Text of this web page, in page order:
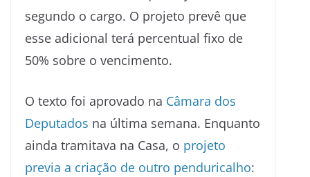
segundo o cargo. O projeto prevê que
esse adicional terá percentual fixo de
50% sobre o vencimento.
O texto foi aprovado na Câmara dos
Deputados na última semana. Enquanto
ainda tramitava na Casa, o projeto
previa a criação de outro penduricalho: